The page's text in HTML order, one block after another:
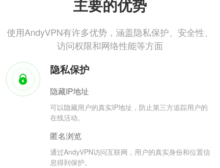
主要的优势
使用AndyVPN有许多优势，涵盖隐私保护、安全性、
访问权限和网络性能等方面
隐私保护
隐藏IP地址
可以隐藏用户的真实IP地址，防止第三方追踪用户的
在线活动。
匿名浏览
通过AndyVPN访问互联网，用户的真实身份和位置信
息得到保护。